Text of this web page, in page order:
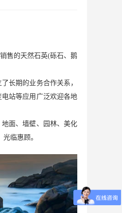
2021-07-17
2021-07-09
2021-07-09
2021-06-29
售的天然石英(砾石、鹅
长期的业务合作关系，
站等应用广泛欢迎各地
面、墙壁、园林、美化
临惠顾。